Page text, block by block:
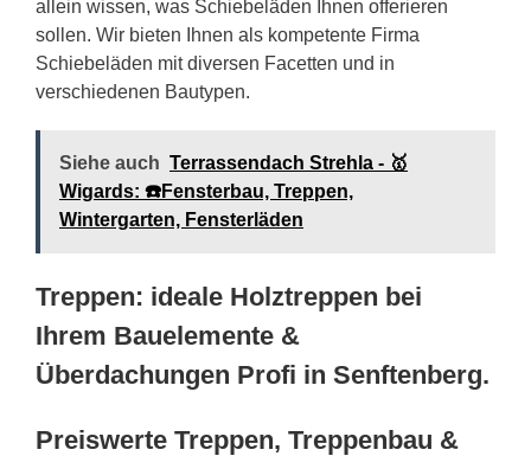
allein wissen, was Schiebeläden Ihnen offerieren
sollen. Wir bieten Ihnen als kompetente Firma
Schiebeläden mit diversen Facetten und in
verschiedenen Bautypen.
Siehe auch Terrassendach Strehla - 🥇
Wigards: ☎️Fensterbau, Treppen,
Wintergarten, Fensterläden
Treppen: ideale Holztreppen bei
Ihrem Bauelemente &
Überdachungen Profi in Senftenberg.
Preiswerte Treppen, Treppenbau &